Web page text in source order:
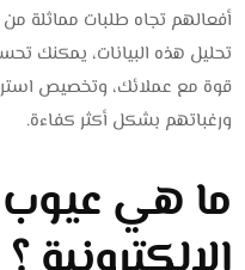
أفعالهم تجاه طلبات مماثلة من
تحليل هذه البيانات، يمكنك
قوة مع عملائك، وتخصيص
ورغباتهم بشكل أكثر كفاءة.
ما هي عيوب